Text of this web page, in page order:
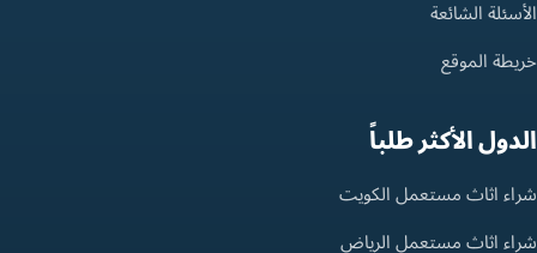
الأسئلة الشائعة
خريطة الموقع
الدول الأكثر طلباً
شراء اثاث مستعمل الكويت
شراء اثاث مستعمل الرياض